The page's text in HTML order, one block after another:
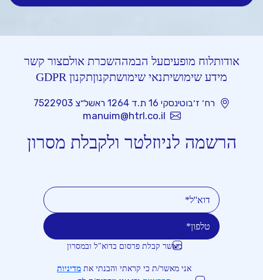
אודותלוח מופעיםעל הבמההשכרת אולםצור קשר
מידע שימושיתנאי שימושתקנוןתקנון GDPR
רח׳ ז׳בוטינסקי 16 ת.ד 1264 ראשל״צ 7522903
manuim@htrl.co.il
הרשמה לניוזלטר ולקבלת מסרון
מאשר קבלת פרסום בדוא"ל ובמסרון
אני מאשר/ת כי קראתי והבנתי את מדיניות